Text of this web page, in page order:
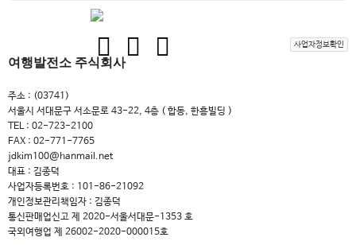
여행발전소 주식회사
사업자정보확인
주소 : (03741)
서울시 서대문구 서소문로 43-22, 4층 ( 합동, 한흥빌딩 )
TEL : 02-723-2100
FAX : 02-771-7765
jdkim100@hanmail.net
대표 : 김종덕
사업자등록번호 : 101-86-21092
개인정보관리책임자 : 김종덕
통신판매업신고 제 2020-서울서대문-1353 호
국외여행업 제 26002-2020-000015호